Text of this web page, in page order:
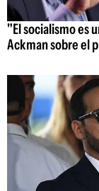
"El socialismo es
Ackman sobre el